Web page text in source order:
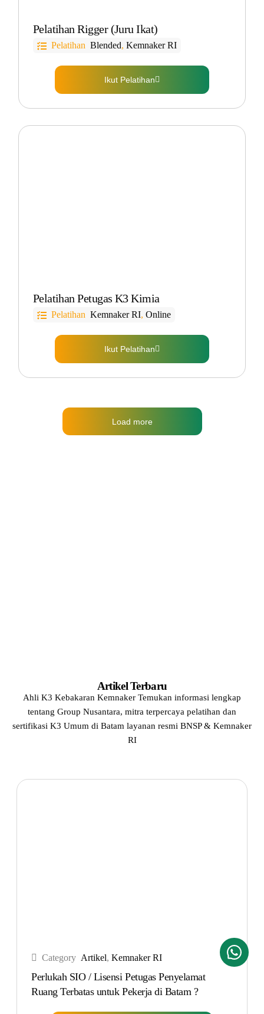
Pelatihan Rigger (Juru Ikat)
Pelatihan Blended, Kemnaker RI
Ikut Pelatihan
Pelatihan Petugas K3 Kimia
Pelatihan Kemnaker RI, Online
Ikut Pelatihan
Load more
Artikel Terbaru
Ahli K3 Kebakaran Kemnaker Temukan informasi lengkap
tentang Group Nusantara, mitra terpercaya pelatihan dan
sertifikasi K3 Umum di Batam layanan resmi BNSP & Kemnaker
RI
Category Artikel,Kemnaker RI
Perlukah SIO / Lisensi Petugas Penyelamat
Ruang Terbatas untuk Pekerja di Batam ?
Kontak Kami